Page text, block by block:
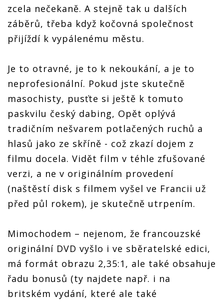
zcela nečekaně. A stejně tak u dalších
záběrů, třeba když kočovná společnost
přijíždí k vypálenému městu.
Je to otravné, je to k nekoukání, a je to
neprofesionální. Pokud jste skutečně
masochisty, pusťte si ještě k tomuto
paskvilu český dabing, Opět oplývá
tradičním nešvarem potlačených ruchů a
hlasů jako ze skříně - což zkazí dojem z
filmu docela. Vidět film v téhle zfušované
verzi, a ne v originálním provedení
(naštěstí disk s filmem vyšel ve Francii už
před půl rokem), je skutečně utrpením.
Mimochodem – nejenom, že francouzské
originální DVD vyšlo i ve sběratelské edici,
má formát obrazu 2,35:1, ale také obsahuje
řadu bonusů (ty najdete např. i na
britském vydání, které ale také